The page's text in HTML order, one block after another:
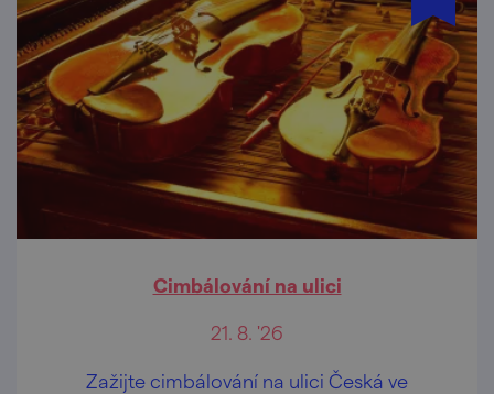
Cimbálování na ulici
21. 8. '26
Zažijte cimbálování na ulici Česká ve